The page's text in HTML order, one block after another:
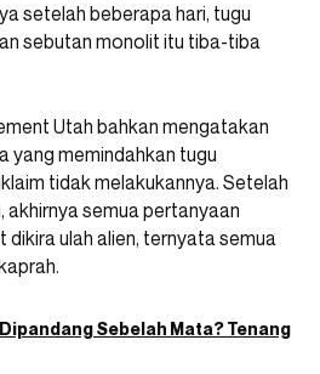
setelah beberapa hari, tugu
sebutan monolit itu tiba-tiba
Utah bahkan mengatakan
yang memindahkan tugu
tidak melakukannya. Setelah
semua pertanyaan
ulah alien, ternyata semua
Sebelah Mata? Tenang